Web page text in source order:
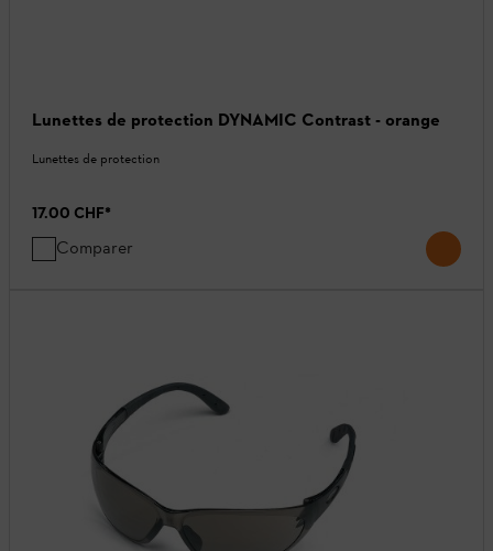
Lunettes de protection DYNAMIC Contrast - orange
Lunettes de protection
17.00 CHF*
Comparer